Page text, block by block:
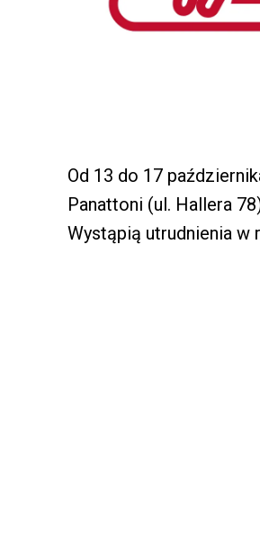
Od 13 do 17
Panattoni (ul. Hallera
Wystąpią utrudnienia